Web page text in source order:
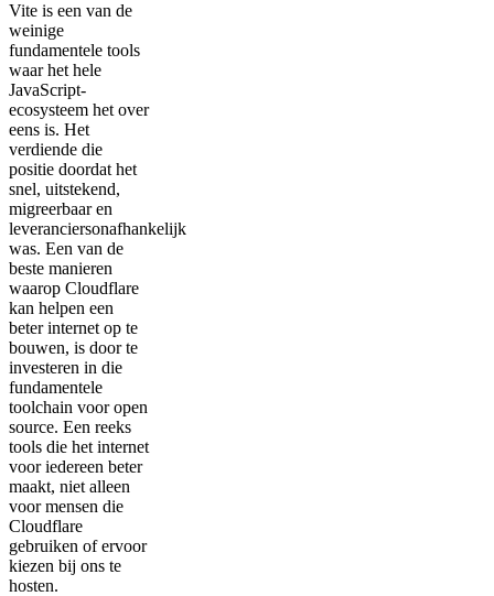
Vite is een van de
weinige
fundamentele tools
waar het hele
JavaScript-
ecosysteem het over
eens is. Het
verdiende die
positie doordat het
snel, uitstekend,
migreerbaar en
leveranciersonafhankelijk
was. Een van de
beste manieren
waarop Cloudflare
kan helpen een
beter internet op te
bouwen, is door te
investeren in die
fundamentele
toolchain voor open
source. Een reeks
tools die het internet
voor iedereen beter
maakt, niet alleen
voor mensen die
Cloudflare
gebruiken of ervoor
kiezen bij ons te
hosten.